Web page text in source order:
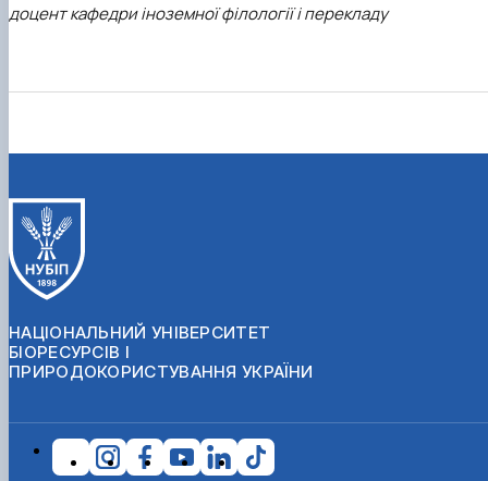
доцент кафедри іноземної філології і перекладу
НАЦІОНАЛЬНИЙ УНІВЕРСИТЕТ
БІОРЕСУРСІВ І
ПРИРОДОКОРИСТУВАННЯ УКРАЇНИ